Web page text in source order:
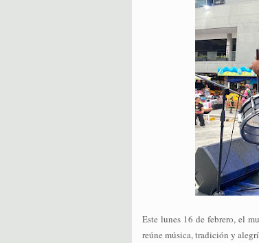
Este lunes 16 de febrero, el
reúne música, tradición y